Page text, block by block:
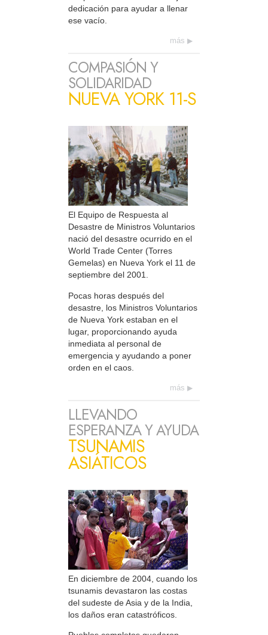
dedicación para ayudar a llenar
ese vacío.
más
COMPASIÓN Y
SOLIDARIDAD
NUEVA YORK 11-S
El Equipo de Respuesta al
Desastre de Ministros Voluntarios
nació del desastre ocurrido en el
World Trade Center (Torres
Gemelas) en Nueva York el 11 de
septiembre del 2001.
Pocas horas después del
desastre, los Ministros Voluntarios
de Nueva York estaban en el
lugar, proporcionando ayuda
inmediata al personal de
emergencia y ayudando a poner
orden en el caos.
más
LLEVANDO
ESPERANZA Y AYUDA
TSUNAMIS
ASIÁTICOS
En diciembre de 2004, cuando los
tsunamis devastaron las costas
del sudeste de Asia y de la India,
los daños eran catastróficos.